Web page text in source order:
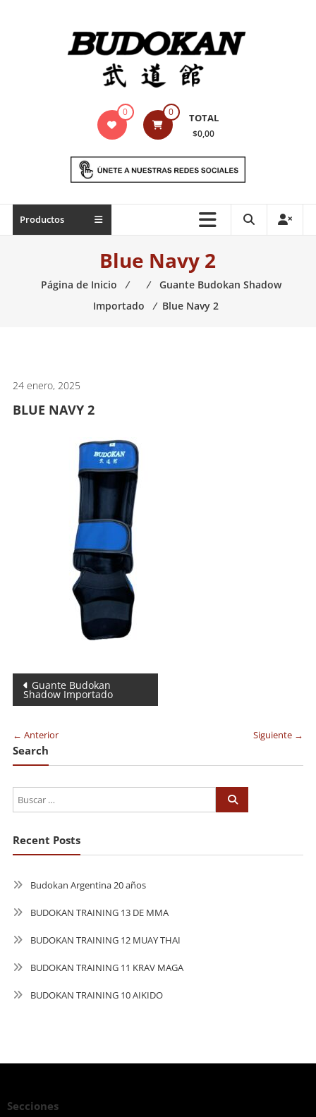
Indumentaria
marciales
Todo
necesario
0 0 TOTAL
$0,00
Productos
Blue Navy 2
Página de Inicio ⁄ ⁄
Guante Budokan Shadow
Importado
⁄ Blue Navy 2
24 enero, 2025
BLUE NAVY 2
Navegación
de
entradas
Guante Budokan
Shadow Importado
← Anterior Siguiente →
Search
Recent Posts
Budokan Argentina 20 años
BUDOKAN TRAINING 13 DE MMA
BUDOKAN TRAINING 12 MUAY THAI
BUDOKAN TRAINING 11 KRAV MAGA
BUDOKAN TRAINING 10 AIKIDO
Secciones